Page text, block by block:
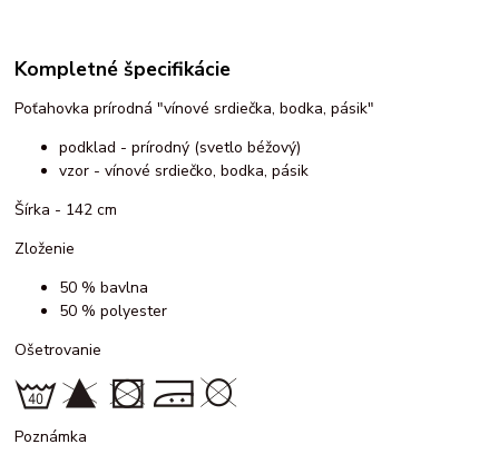
Kompletné špecifikácie
Poťahovka prírodná "vínové srdiečka, bodka, pásik"
podklad - prírodný (svetlo béžový)
vzor - vínové srdiečko, bodka, pásik
Šírka - 142 cm
Zloženie
50 % bavlna
50 % polyester
Ošetrovanie
Poznámka